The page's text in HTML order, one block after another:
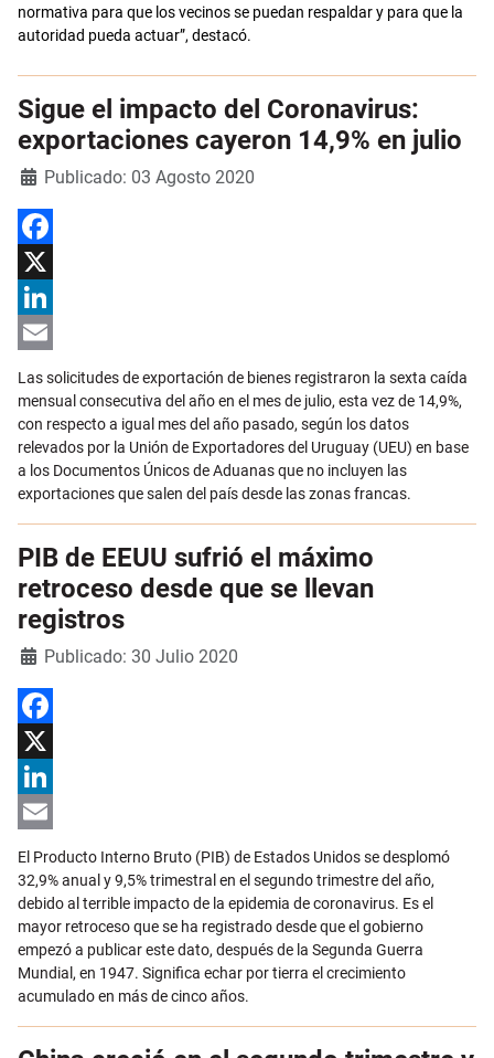
normativa para que los vecinos se puedan respaldar y para que la
autoridad pueda actuar”, destacó.
Sigue el impacto del Coronavirus:
exportaciones cayeron 14,9% en julio
DetallesPublicado: 03 Agosto 2020
Facebook
X
LinkedIn
Las solicitudes de exportación de bienes registraron la sexta caída
mensual consecutiva del año en el mes de julio, esta vez de 14,9%,
con respecto a igual mes del año pasado, según los datos
relevados por la Unión de Exportadores del Uruguay (UEU) en base
a los Documentos Únicos de Aduanas que no incluyen las
exportaciones que salen del país desde las zonas francas.
PIB de EEUU sufrió el máximo
retroceso desde que se llevan
registros
DetallesPublicado: 30 Julio 2020
Facebook
X
LinkedIn
Email
El Producto Interno Bruto (PIB) de Estados Unidos se desplomó
32,9% anual y 9,5% trimestral en el segundo trimestre del año,
debido al terrible impacto de la epidemia de coronavirus. Es el
mayor retroceso que se ha registrado desde que el gobierno
empezó a publicar este dato, después de la Segunda Guerra
Mundial, en 1947. Significa echar por tierra el crecimiento
acumulado en más de cinco años.